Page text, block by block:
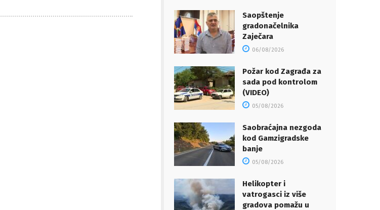
Saopštenje
gradonačelnika
Zaječara
06/08/2026
Požar kod Zagrađa za
sada pod kontrolom
(VIDEO)
05/08/2026
Saobraćajna nezgoda
kod Gamzigradske
banje
05/08/2026
Helikopter i
vatrogasci iz više
gradova pomažu u